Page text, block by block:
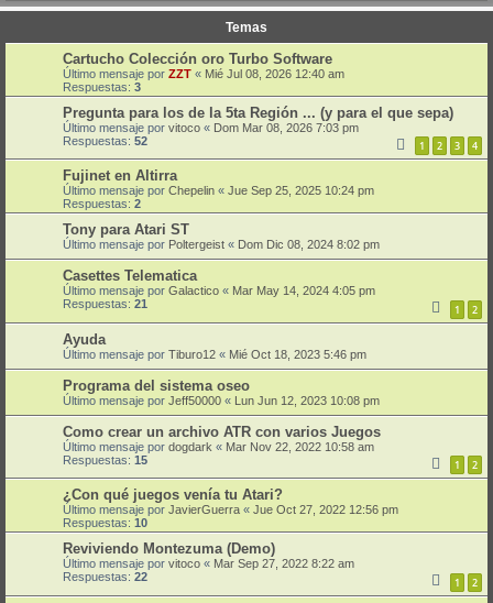
Temas
Cartucho Colección oro Turbo Software
Último mensaje por ZZT « Mié Jul 08, 2026 12:40 am
Respuestas: 3
Pregunta para los de la 5ta Región ... (y para el que sepa)
Último mensaje por vitoco « Dom Mar 08, 2026 7:03 pm
Respuestas: 52 1 2 3 4
Fujinet en Altirra
Último mensaje por Chepelin « Jue Sep 25, 2025 10:24 pm
Respuestas: 2
Tony para Atari ST
Último mensaje por Poltergeist « Dom Dic 08, 2024 8:02 pm
Casettes Telematica
Último mensaje por Galactico « Mar May 14, 2024 4:05 pm
Respuestas: 21 1 2
Ayuda
Último mensaje por Tiburo12 « Mié Oct 18, 2023 5:46 pm
Programa del sistema oseo
Último mensaje por Jeff50000 « Lun Jun 12, 2023 10:08 pm
Como crear un archivo ATR con varios Juegos
Último mensaje por dogdark « Mar Nov 22, 2022 10:58 am
Respuestas: 15 1 2
¿Con qué juegos venía tu Atari?
Último mensaje por JavierGuerra « Jue Oct 27, 2022 12:56 pm
Respuestas: 10
Reviviendo Montezuma (Demo)
Último mensaje por vitoco « Mar Sep 27, 2022 8:22 am
Respuestas: 22 1 2